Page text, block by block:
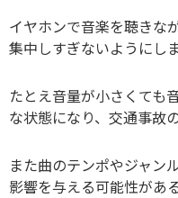
イヤホンで音楽を聴きな
集中しすぎないようにし
たとえ音量が小さくても
な状態になり、交通事故
また曲のテンポやジャン
影響を与える可能性があ